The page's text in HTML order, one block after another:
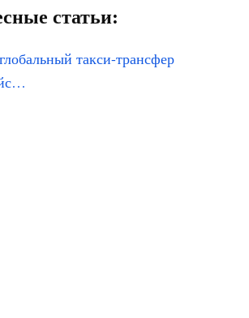
статьи:
такси-трансфер